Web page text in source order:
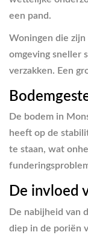
een pand.
Woningen die
omgeving sneller
verzakken. Een
De bodem in
heeft op de
te staan, wat
De invloed
De nabijheid van
diep in de poriën